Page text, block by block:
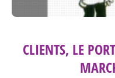
CLIENTS, LE